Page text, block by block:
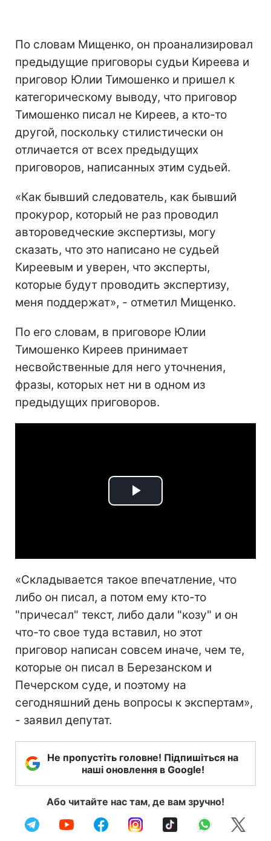
По словам Мищенко, он проанализировал
предыдущие приговоры судьи Киреева и
приговор Юлии Тимошенко и пришел к
категорическому выводу, что приговор
Тимошенко писал не Киреев, а кто-то
другой, поскольку стилистически он
отличается от всех предыдущих
приговоров, написанных этим судьей.
«Как бывший следователь, как бывший
прокурор, который не раз проводил
автороведческие экспертизы, могу
сказать, что это написано не судьей
Киреевым и уверен, что эксперты,
которые будут проводить экспертизу,
меня поддержат», - отметил Мищенко.
По его словам, в приговоре Юлии
Тимошенко Киреев принимает
несвойственные для него уточнения,
фразы, которых нет ни в одном из
предыдущих приговоров.
Play
«Складывается такое впечатление, что
либо он писал, а потом ему кто-то
"причесал" текст, либо дали "козу" и он
что-то свое туда вставил, но этот
приговор написан совсем иначе, чем те,
которые он писал в Березанском и
Печерском суде, и поэтому на
сегодняшний день вопросы к экспертам»,
- заявил депутат.
Не пропустіть головне! Підпишіться на
наші оновлення в Google!
Або читайте нас там, де вам зручно!